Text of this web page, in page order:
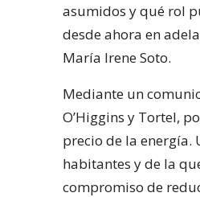
asumidos y qué rol
desde ahora en
María Irene Soto.
Mediante un
O’Higgins y Tortel,
precio de la energía.
habitantes y de la
compromiso de